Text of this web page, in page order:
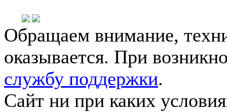
Обращаем внимание,
оказывается. При
службу поддержки.
Сайт ни при каких